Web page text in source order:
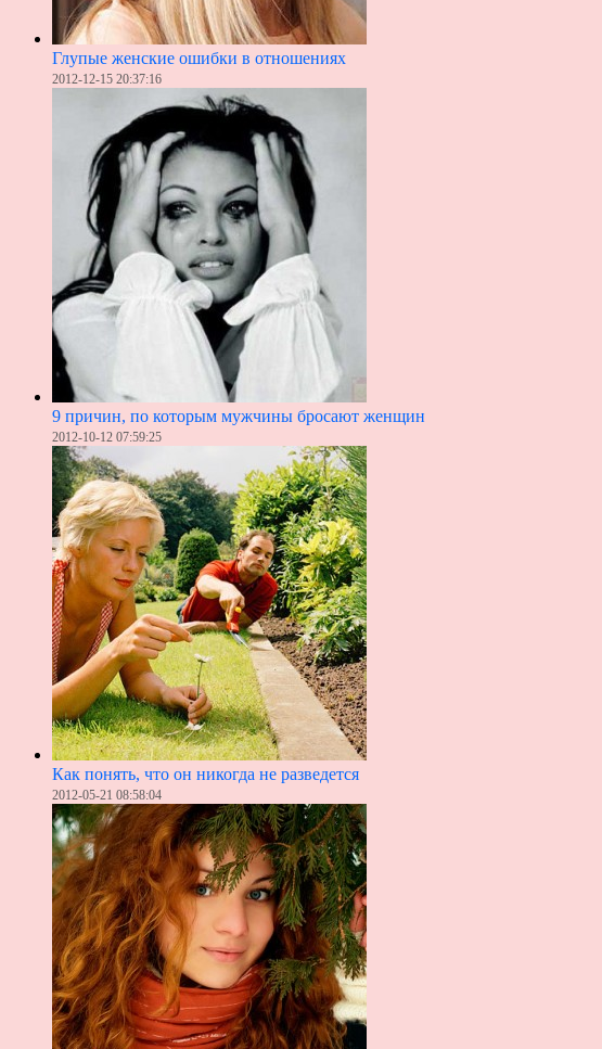
Глупые женские ошибки в отношениях
2012-12-15 20:37:16
9 причин, по которым мужчины бросают женщин
2012-10-12 07:59:25
Как понять, что он никогда не разведется
2012-05-21 08:58:04